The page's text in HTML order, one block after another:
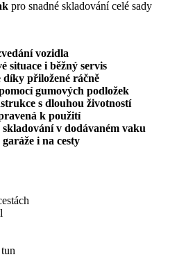
pro snadné skladování celé sady
vozidla
situace i běžný servis
díky přiložené ráčně
gumových podložek
s dlouhou životností
k použití
skladování v dodávaném vaku
i na cesty